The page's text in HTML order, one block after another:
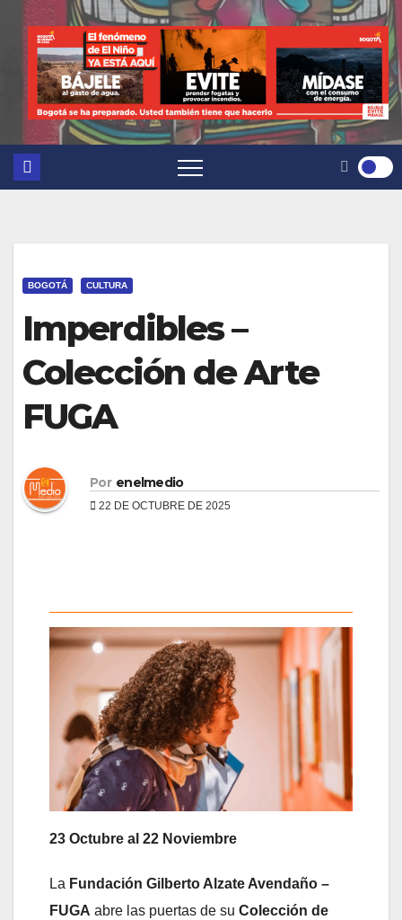
BOGOTÁ CULTURA
Imperdibles –
Colección de Arte
FUGA
Por enelmedio
22 DE OCTUBRE DE 2025
23 Octubre al 22 Noviembre
La Fundación Gilberto Alzate Avendaño –
FUGA abre las puertas de su Colección de